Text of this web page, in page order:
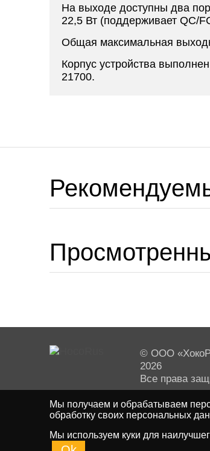
На выходе доступны два
22,5 Вт (поддерживает QC/
Общая максимальная
Корпус устройства
21700.
© ООО
2026
Все права
Мы получаем и обрабатываем
обработку своих персональных
Мы используем куки для